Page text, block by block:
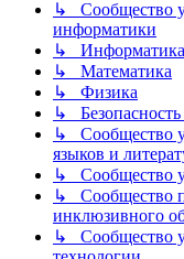
↳ Сообщество
информатики
↳
↳ Математика
↳ Физика
↳ Безопасность
↳ Сообщество
языков и
↳ Сообщество
↳ Сообщество
инклюзивного
↳ Сообщество